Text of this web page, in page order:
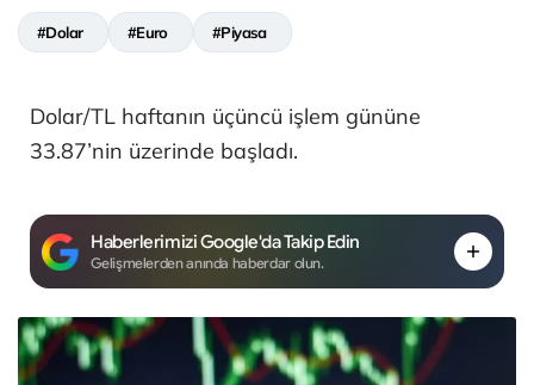
#Dolar #Euro #Piyasa
Dolar/TL haftanın üçüncü işlem gününe
33.87’nin üzerinde başladı.
Haberlerimizi Google'da Takip Edin
Gelişmelerden anında haberdar olun.